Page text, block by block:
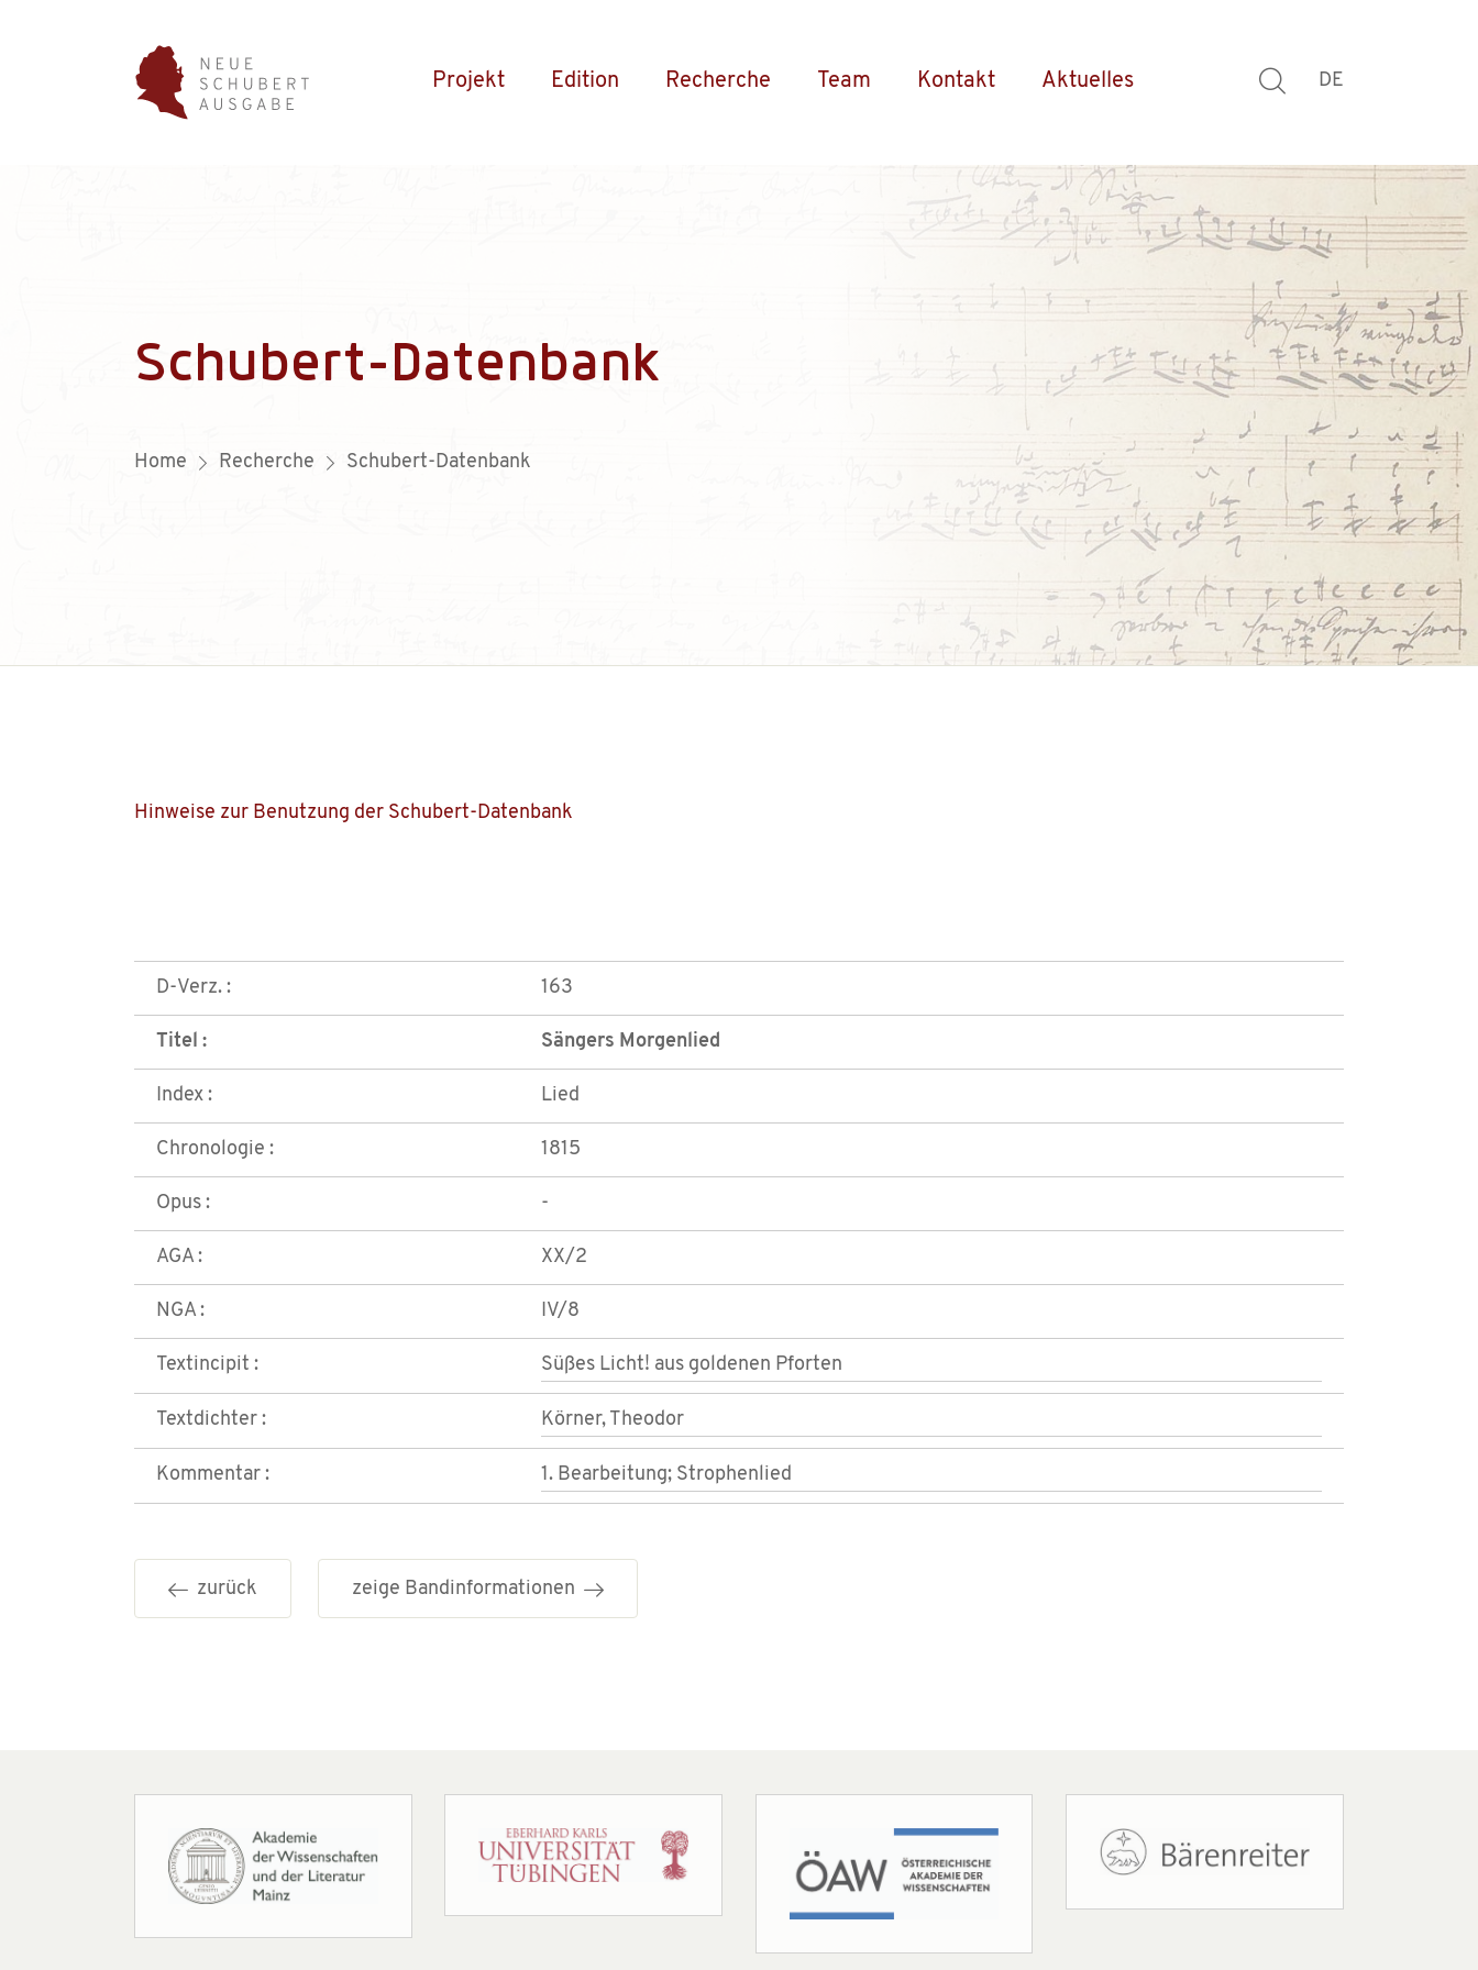
Projekt Edition Recherche Team Kontakt Aktuelles DE
Schubert-Datenbank
Home Recherche Schubert-Datenbank
Hinweise zur Benutzung der Schubert-Datenbank
D-Verz. : 163
Titel : Sängers Morgenlied
Index : Lied
Chronologie : 1815
Opus : -
AGA : XX/2
NGA : IV/8
Textincipit : Süßes Licht! aus goldenen Pforten
Textdichter : Körner, Theodor
Kommentar : 1. Bearbeitung; Strophenlied
zurück zeige Bandinformationen